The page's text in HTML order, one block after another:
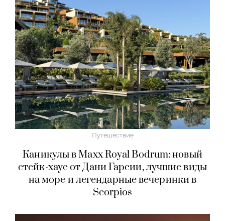
Путешествие
Каникулы в Maxx Royal Bodrum: новый
стейк-хаус от Дани Гарсии, лучшие виды
на море и легендарные вечеринки в
Scorpios